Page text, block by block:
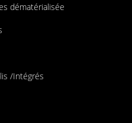
dématérialisée
/Intégrés